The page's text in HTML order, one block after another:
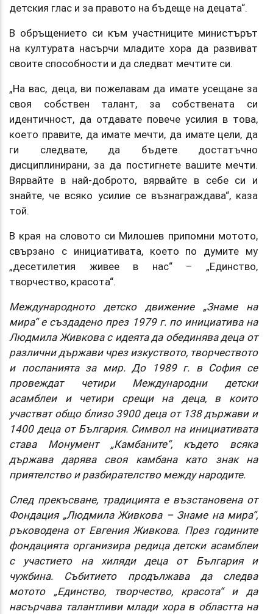
детския глас и за правото на бъдеще на децата“.
В обръщението си към участниците министърът
на културата насърчи младите хора да развиват
своите способности и да следват мечтите си.
„На вас, деца, ви пожелавам да имате усещане за
своя собствен талант, за собствената си
идентичност, да отдавате повече усилия в това,
което правите, да имате мечти, да имате цели, да
ги следвате, да бъдете достатъчно
дисциплинирани, за да постигнете вашите мечти.
Вярвайте в най-доброто, вярвайте в себе си и
знайте, че всяко усилие се възнаграждава“, каза
той.
В края на словото си Милошев припомни мотото,
свързано с инициативата, което по думите му
„десетилетия живее в нас“ – „Единство,
творчество, красота“.
Международното детско движение „Знаме на
мира“ е създадено през 1979 г. по инициатива на
Людмила Живкова с идеята да обединява деца от
различни държави чрез изкуството, творчеството
и посланията за мир. До 1989 г. в София се
провеждат четири Международни детски
асамблеи и четири срещи на деца, в които
участват общо близо 3900 деца от 138 държави и
1400 деца от България. Символ на инициативата
става Монумент „Камбаните“, където всяка
държава дарява своя камбана като знак на
приятелство и разбирателство между народите.
След прекъсване, традицията е възстановена от
Фондация „Людмила Живкова – Знаме на мира“,
ръководена от Евгения Живкова. През годините
фондацията организира редица детски асамблеи
с участието на хиляди деца от България и
чужбина. Събитието продължава да следва
мотото „Единство, творчество, красота“ и да
насърчава талантливи млади хора в областта на